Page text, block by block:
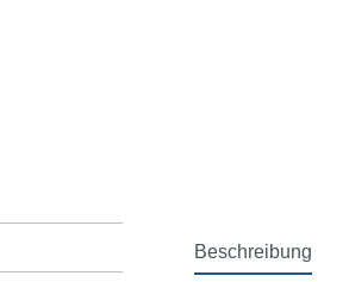
Beschreibung